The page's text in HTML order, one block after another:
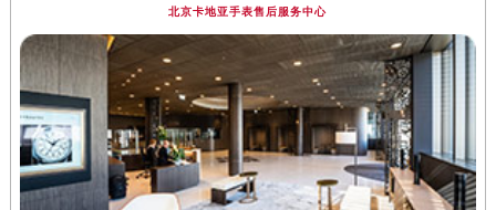
北京卡地亚手表售后服务中心